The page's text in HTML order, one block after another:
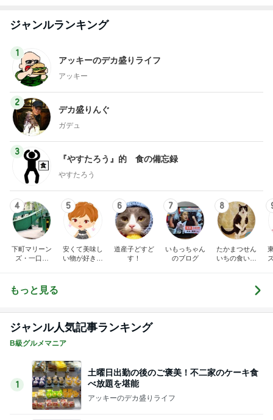
ジャンルランキング
1
アッキーのデカ盛りライフ
アッキー
2
デカ盛りんぐ
ガデュ
3
『やすたろう』的 食の備忘録
やすたろう
4
下町マリーン
ズ・一口馬
そば
5
安くて美味し
い物が好き☆
6
道産子どすど
す！
7
いもっちゃん
のブログ
8
たかまつせん
いちの食い散
もっと見る
ジャンル人気記事ランキング
B級グルメマニア
1
土曜日出勤の後のご褒美！不二家のケーキ食
べ放題を堪能
アッキーのデカ盛りライフ